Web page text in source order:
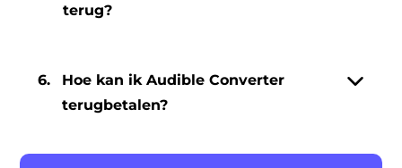
terug?
6.
Hoe kan ik Audible Converter
terugbetalen?